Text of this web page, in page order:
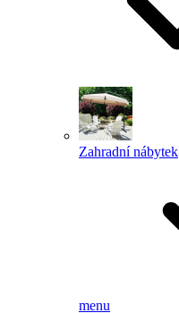
Zahradní nábytek
menu